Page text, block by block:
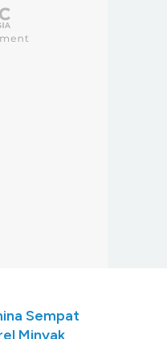
Sempat
Minyak